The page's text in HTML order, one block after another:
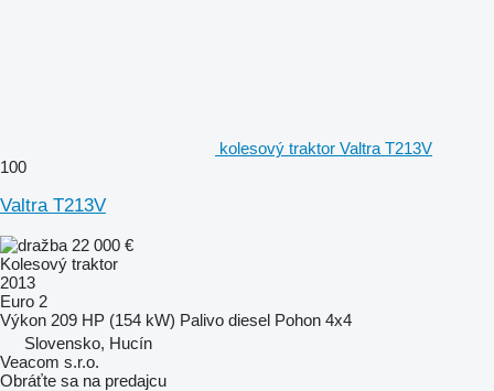
kolesový traktor Valtra T213V
100
Valtra T213V
22 000 €
Kolesový traktor
2013
Euro 2
Výkon 209 HP (154 kW) Palivo diesel Pohon 4x4
Slovensko, Hucín
Veacom s.r.o.
Obráťte sa na predajcu